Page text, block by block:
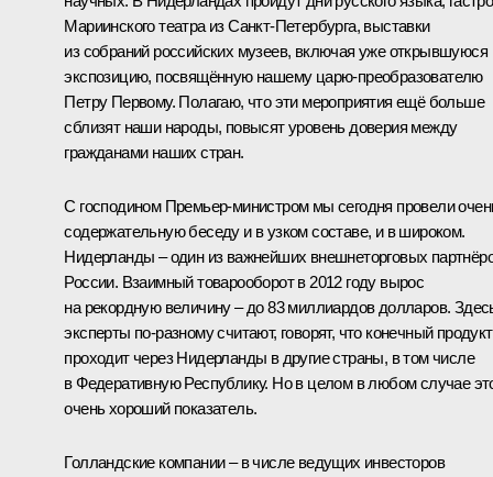
Мариинского театра из Санкт-Петербурга, выставки
из собраний российских музеев, включая уже открывшуюся
экспозицию, посвящённую нашему царю-преобразователю
Петру Первому. Полагаю, что эти мероприятия ещё больше
сблизят наши народы, повысят уровень доверия между
гражданами наших стран.
С господином Премьер-министром мы сегодня провели
содержательную беседу и в узком составе, и в широком.
Нидерланды – один из важнейших внешнеторговых
России. Взаимный товарооборот в 2012 году вырос
на рекордную величину – до 83 миллиардов долларов.
эксперты по‑разному считают, говорят, что конечный продукт
проходит через Нидерланды в другие страны, в том числе
в Федеративную Республику. Но в целом в любом случае
очень хороший показатель.
Голландские компании – в числе ведущих инвесторов